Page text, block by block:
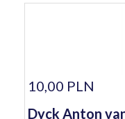
10,00 PLN
Dyck Anton